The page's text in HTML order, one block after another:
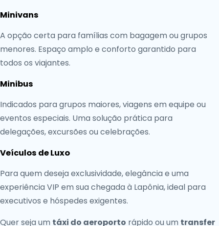
Minivans
A opção certa para famílias com bagagem ou grupos
menores. Espaço amplo e conforto garantido para
todos os viajantes.
Minibus
Indicados para grupos maiores, viagens em equipe ou
eventos especiais. Uma solução prática para
delegações, excursões ou celebrações.
Veículos de Luxo
Para quem deseja exclusividade, elegância e uma
experiência VIP em sua chegada à Lapônia, ideal para
executivos e hóspedes exigentes.
Quer seja um táxi do aeroporto rápido ou um transfer